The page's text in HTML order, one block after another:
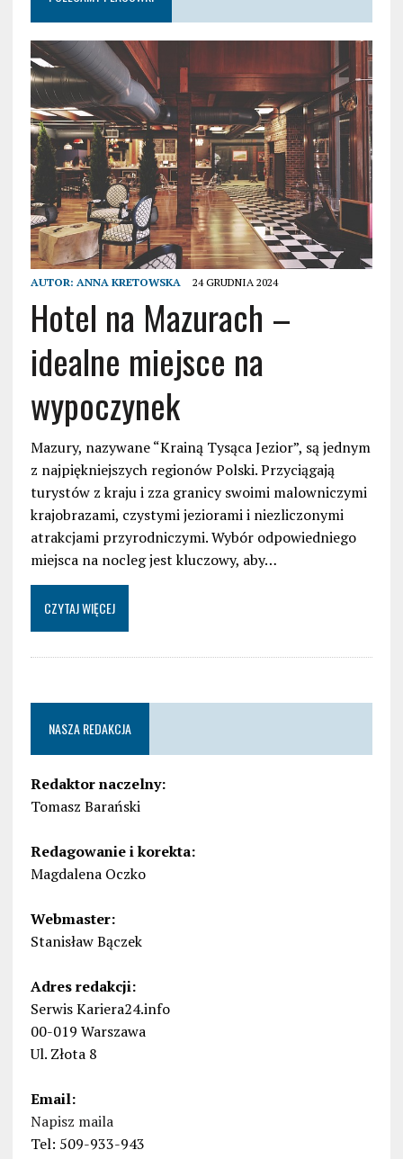
AUTOR: ANNA KRETOWSKA 24 GRUDNIA 2024
Hotel na Mazurach –
idealne miejsce na
wypoczynek
Mazury, nazywane “Krainą Tysąca Jezior”, są jednym
z najpiękniejszych regionów Polski. Przyciągają
turystów z kraju i zza granicy swoimi malowniczymi
krajobrazami, czystymi jeziorami i niezliczonymi
atrakcjami przyrodniczymi. Wybór odpowiedniego
miejsca na nocleg jest kluczowy, aby…
CZYTAJ WIĘCEJ
NASZA REDAKCJA
Redaktor naczelny:
Tomasz Barański
Redagowanie i korekta:
Magdalena Oczko
Webmaster:
Stanisław Bączek
Adres redakcji:
Serwis Kariera24.info
00-019 Warszawa
Ul. Złota 8
Email:
Napisz maila
Tel: 509-933-943